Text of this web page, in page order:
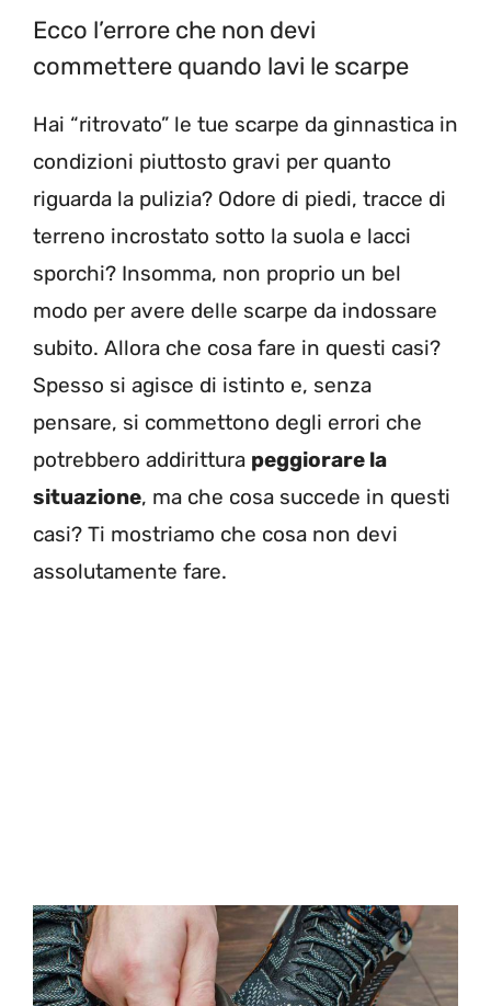
Ecco l’errore che non devi
commettere quando lavi le scarpe
Hai “ritrovato” le tue scarpe da ginnastica in
condizioni piuttosto gravi per quanto
riguarda la pulizia? Odore di piedi, tracce di
terreno incrostato sotto la suola e lacci
sporchi? Insomma, non proprio un bel
modo per avere delle scarpe da indossare
subito. Allora che cosa fare in questi casi?
Spesso si agisce di istinto e, senza
pensare, si commettono degli errori che
potrebbero addirittura peggiorare la
situazione, ma che cosa succede in questi
casi? Ti mostriamo che cosa non devi
assolutamente fare.